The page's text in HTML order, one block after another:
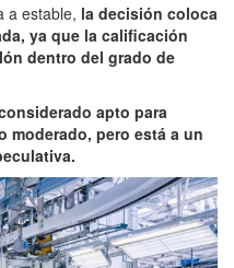
a estable, la decisión coloca
ya que la calificación
dentro del grado de
apto para
moderado, pero está a un